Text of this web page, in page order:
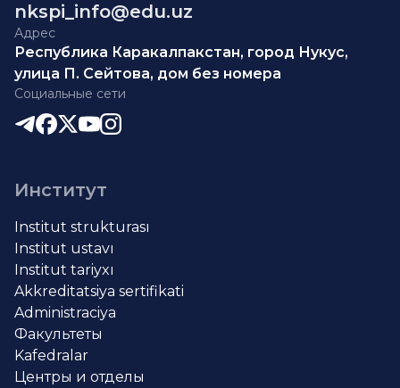
nkspi_info@edu.uz
Адрес
Республика Каракалпакстан, город Нукус,
улица П. Сейтова, дом без номера
Социальные сети
Институт
Institut strukturası
Institut ustavı
Institut tariyxı
Akkreditatsiya sertifikati
Administraciya
Факультеты
Kafedralar
Центры и отделы